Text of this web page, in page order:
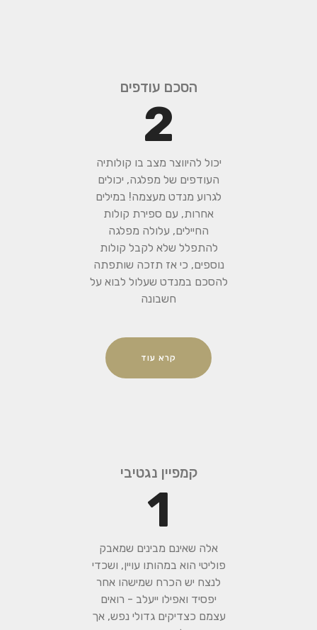
הסכם עודפים
2
יכול להיווצר מצב בו קולותיה
העודפים של מפלגה, יכולים
לגרוע מנדט מעצמה! במילים
אחרות, עם ספירת קולות
החיילים, עלולה מפלגה
להתפלל שלא לקבל קולות
נוספים, כי אז תזכה שותפתה
להסכם במנדט שעלול לבוא על
חשבונה
קרא עוד
קמפיין נגטיבי
1
אלה שאינם מבינים שמאבק
פוליטי הוא במהותו עויין, ושכדי
לנצח יש הכרח שמישהו אחר
יפסיד ואפילו ייעלב - רואים
עצמם כצדיקים גדולי נפש, אך